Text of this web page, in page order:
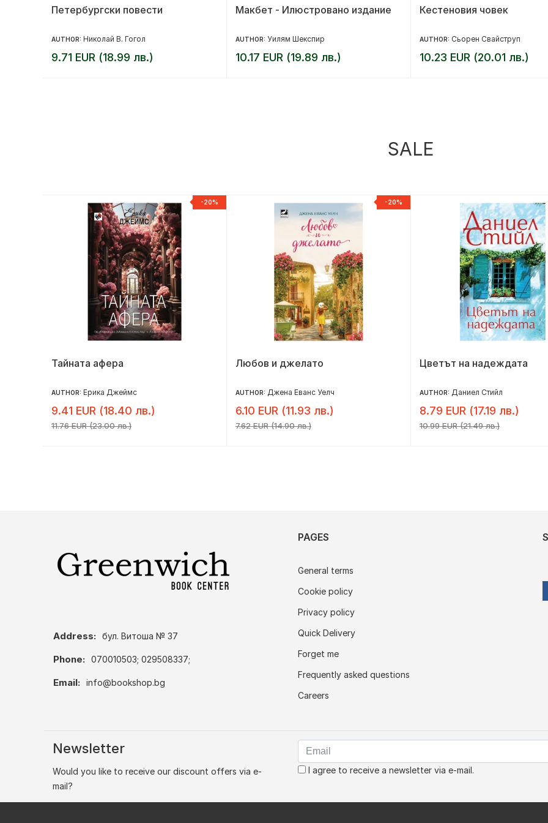
Петербургски повести
AUTHOR: Николай В. Гогол
9.71 EUR (18.99 лв.)
Макбет - Илюстровано издание
AUTHOR: Уилям Шекспир
10.17 EUR (19.89 лв.)
Кестеновия човек
AUTHOR: Сьорен Свайструп
10.23 EUR (20.01 лв.)
SALE
-20%
Тайната афера
AUTHOR: Ерика Джеймс
9.41 EUR (18.40 лв.)
11.76 EUR (23.00 лв.)
-20%
Любов и джелато
AUTHOR: Джена Еванс Уелч
6.10 EUR (11.93 лв.)
7.62 EUR (14.90 лв.)
Цветът на надеждата
AUTHOR: Даниел Стийл
8.79 EUR (17.19 лв.)
10.99 EUR (21.49 лв.)
Address: бул. Витоша № 37
Phone: 070010503; 029508337;
Email: info@bookshop.bg
PAGES
General terms
Cookie policy
Privacy policy
Quick Delivery
Forget me
Frequently asked questions
Careers
Newsletter
Would you like to receive our discount offers via e-
mail?
I agree to receive a newsletter via e-mail.